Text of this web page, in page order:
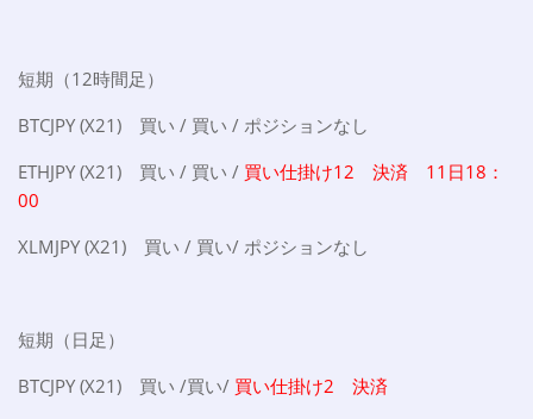
短期（12時間足）
BTCJPY (X21) 買い / 買い / ポジションなし
ETHJPY (X21) 買い / 買い / 買い仕掛け12 決済 11日18：
00
XLMJPY (X21) 買い / 買い/ ポジションなし
短期（日足）
BTCJPY (X21) 買い /買い/ 買い仕掛け2 決済